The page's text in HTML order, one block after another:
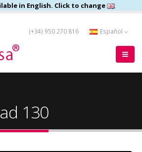
in English. Click to change
(+34) 950 270 816 Español
130